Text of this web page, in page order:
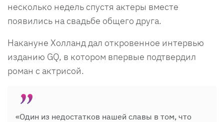
несколько недель спустя актеры вместе
появились на свадьбе общего друга.
Накануне Холланд дал откровенное интервью
изданию GQ, в котором впервые подтвердил
роман с актрисой.
«Один из недостатков нашей славы в том, что